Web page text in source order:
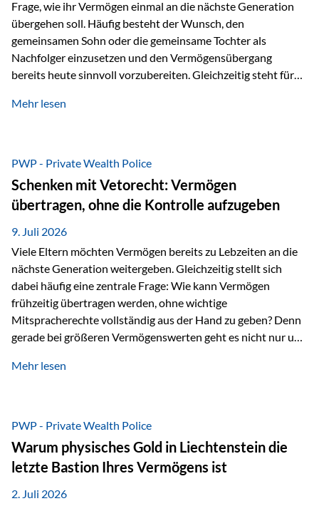
Frage, wie ihr Vermögen einmal an die nächste Generation
übergehen soll. Häufig besteht der Wunsch, den
gemeinsamen Sohn oder die gemeinsame Tochter als
Nachfolger einzusetzen und den Vermögensübergang
bereits heute sinnvoll vorzubereiten. Gleichzeitig steht für
passiert, wenn einer der beiden verstirbt? Der überlebende
Vermögen verfügen können. Genau für diese
Ausgangssituation bietet die Private Wealth Police der
Vienna-Life eine durchdachte Gestaltungsmöglichkeit. Die
Ausgangssituation Stellen Sie sich folgendes Beispiel vor:
Ein…
Mehr lesen
PWP - Private Wealth Police
Schenken mit Vetorecht: Vermögen
übertragen, ohne die Kontrolle aufzugeben
9. Juli 2026
Viele Eltern möchten Vermögen bereits zu Lebzeiten an die
nächste Generation weitergeben. Gleichzeitig stellt sich
dabei häufig eine zentrale Frage: Wie kann Vermögen
frühzeitig übertragen werden, ohne wichtige
Mitspracherechte vollständig aus der Hand zu geben? Denn
gerade bei größeren Vermögenswerten geht es nicht nur um
sicherzustellen, dass das Vermögen langfristig erhalten
folgende Situation vor: Ein Vater schenkt seiner Tochter
einen Teil seines Vermögens. Einige Jahre später möchte die
Tochter das Geld kurzfristig verwenden, um…
Mehr lesen
PWP - Private Wealth Police
Warum physisches Gold in Liechtenstein die
letzte Bastion Ihres Vermögens ist
2. Juli 2026